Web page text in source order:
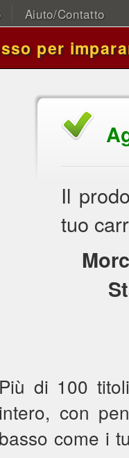
Aiuto/Contatto
per
Il
tuo
Più di 100
intero, con
basso come i